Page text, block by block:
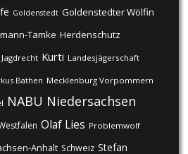
Goldenstedt Goldenstedter Wölfin
Tamke Herdenschutz
Jagdrecht Kurti Landesjägerschaft
Bathen Mecklenburg Vorpommern
NABU Niedersachsen
Olaf Lies Problemwolf
Anhalt Schweiz Stefan